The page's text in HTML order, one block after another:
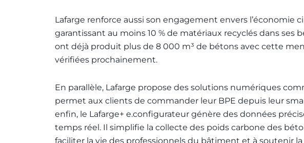
Lafarge renforce aussi son engagement envers l’économie
garantissant au moins 10 % de matériaux recyclés dans ses
ont déjà produit plus de 8 000 m³ de bétons avec cette
vérifiées prochainement.
En parallèle, Lafarge propose des solutions numériques
permet aux clients de commander leur BPE depuis leur
enfin, le Lafarge+ e.configurateur génère des données
temps réel. Il simplifie la collecte des poids carbone des
faciliter la vie des professionnels du bâtiment et à soutenir